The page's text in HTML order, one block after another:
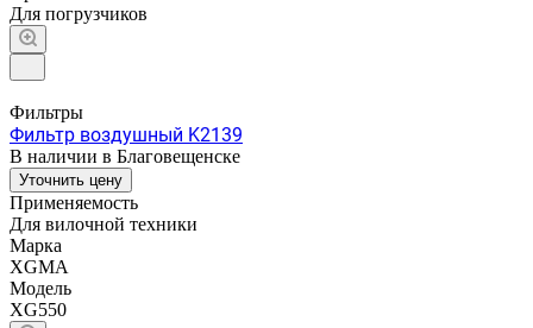
Для погрузчиков
Фильтры
Фильтр воздушный K2139
В наличии в Благовещенске
Уточнить цену
Применяемость
Для вилочной техники
Марка
XGMA
Модель
XG550